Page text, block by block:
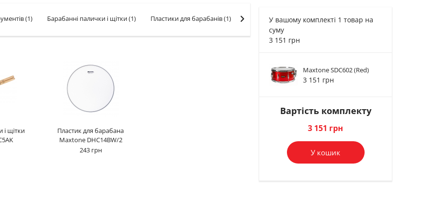
(1) Барабанні палички і щітки(1) Пластики для барабанів(1)
і щітки
Пластик для барабана
Maxtone DHC14BW/2
243 грн
У вашому комплекті 1 товар на
суму
3 151 грн
Maxtone SDC602 (Red)
3 151 грн
Вартість комплекту
3 151 грн
У кошик